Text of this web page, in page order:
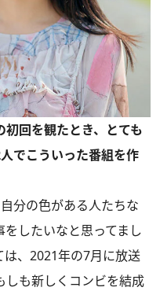
回を観たとき、とても
でこういった番組を作
分の色がある人たちな
したいなと思ってまし
、2021年の7月に放送
しも新しくコンビを結成